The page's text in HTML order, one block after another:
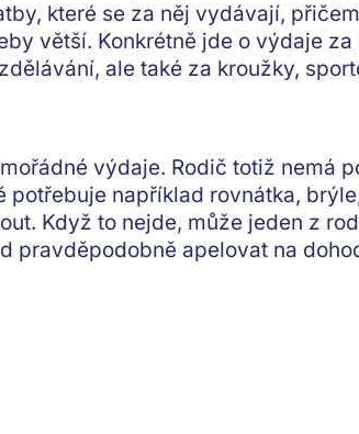
které se za něj vydávají,
větší. Konkrétně jde o výdaje
ale také za kroužky,
výdaje. Rodič totiž nemá
například rovnátka,
. Když to nejde, může jeden z
pravděpodobně apelovat na